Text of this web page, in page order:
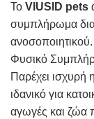
βάση
βαθμολογίες
πελάτη
Το VIUSID pets
συμπλήρωμα
ανοσοποιητικού.
Φυσικό
Παρέχει ισχυρή
ιδανικό για
αγωγές και ζώα